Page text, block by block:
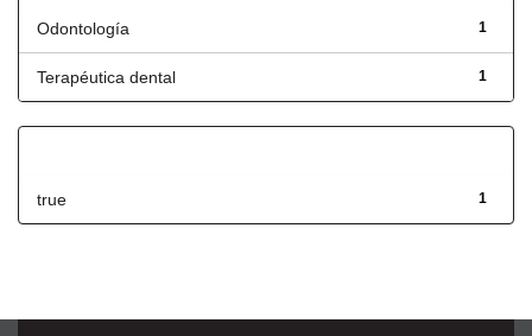
1
Odontología
1
Terapéutica dental
1
true